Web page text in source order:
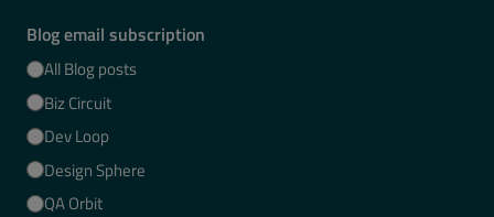
Blog email subscription
All Blog posts
Biz Circuit
Dev Loop
Design Sphere
QA Orbit